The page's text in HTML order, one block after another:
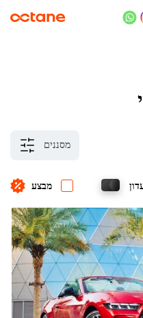
מסננים
מבצע